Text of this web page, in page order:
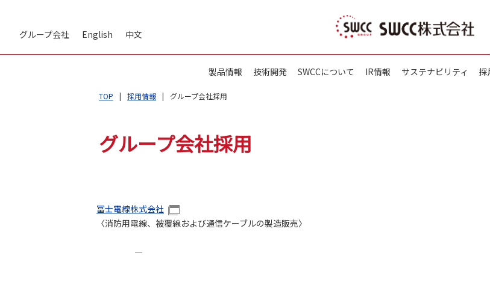
グループ会社 English 中文
製品情報 技術開発 SWCCについて IR情報 サステナビリティ 採
TOP 採用情報 グループ会社採用
グループ会社採用
冨士電線株式会社
〈消防用電線、被覆線および通信ケーブルの製造販売〉
―